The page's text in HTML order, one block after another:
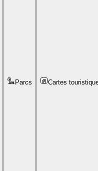
Parcs Cartes